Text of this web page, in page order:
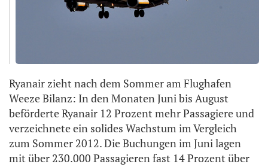
Ryanair zieht nach dem Sommer am Flughafen
Weeze Bilanz: In den Monaten Juni bis August
beförderte Ryanair 12 Prozent mehr Passagiere und
verzeichnete ein solides Wachstum im Vergleich
zum Sommer 2012. Die Buchungen im Juni lagen
mit über 230.000 Passagieren fast 14 Prozent über